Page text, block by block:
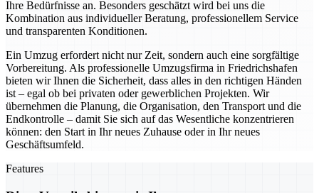
Ihre Bedürfnisse an. Besonders geschätzt wird bei uns die
Kombination aus individueller Beratung, professionellem Service
und transparenten Konditionen.
Ein Umzug erfordert nicht nur Zeit, sondern auch eine sorgfältige
Vorbereitung. Als professionelle Umzugsfirma in Friedrichshafen
bieten wir Ihnen die Sicherheit, dass alles in den richtigen Händen
ist – egal ob bei privaten oder gewerblichen Projekten. Wir
übernehmen die Planung, die Organisation, den Transport und die
Endkontrolle – damit Sie sich auf das Wesentliche konzentrieren
können: den Start in Ihr neues Zuhause oder in Ihr neues
Geschäftsumfeld.
Features